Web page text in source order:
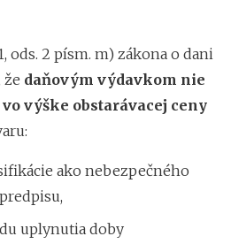
ods. 2 písm. m) zákona o dani
že daňovým výdavkom nie
vo výške obstarávacej ceny
ako nebezpečného
uplynutia doby